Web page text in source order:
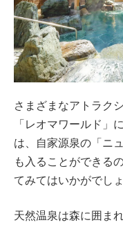
さまざまなアトラク
「レオマワールド」
は、自家源泉の「ニ
も入ることができる
てみてはいかがでしょ
天然温泉は森に囲ま